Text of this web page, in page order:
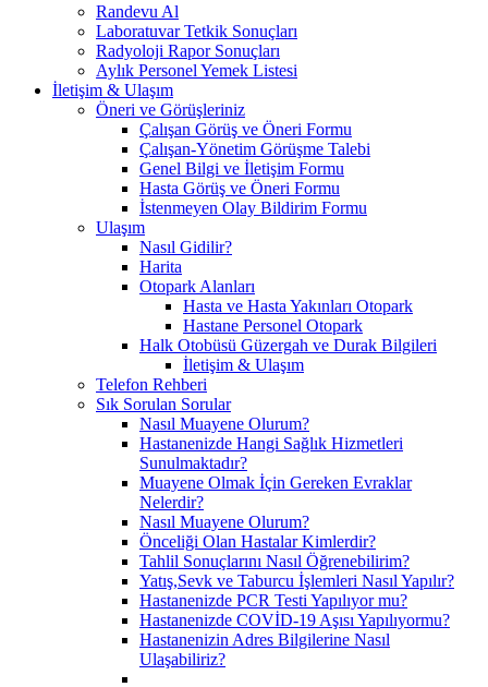
Randevu Al
Laboratuvar Tetkik Sonuçları
Radyoloji Rapor Sonuçları
Aylık Personel Yemek Listesi
İletişim & Ulaşım
Öneri ve Görüşleriniz
Çalışan Görüş ve Öneri Formu
Çalışan-Yönetim Görüşme Talebi
Genel Bilgi ve İletişim Formu
Hasta Görüş ve Öneri Formu
İstenmeyen Olay Bildirim Formu
Ulaşım
Nasıl Gidilir?
Harita
Otopark Alanları
Hasta ve Hasta Yakınları Otopark
Hastane Personel Otopark
Halk Otobüsü Güzergah ve Durak Bilgileri
İletişim & Ulaşım
Telefon Rehberi
Sık Sorulan Sorular
Nasıl Muayene Olurum?
Hastanenizde Hangi Sağlık Hizmetleri
Sunulmaktadır?
Muayene Olmak İçin Gereken Evraklar
Nelerdir?
Nasıl Muayene Olurum?
Önceliği Olan Hastalar Kimlerdir?
Tahlil Sonuçlarını Nasıl Öğrenebilirim?
Yatış,Sevk ve Taburcu İşlemleri Nasıl Yapılır?
Hastanenizde PCR Testi Yapılıyor mu?
Hastanenizde COVİD-19 Aşısı Yapılıyormu?
Hastanenizin Adres Bilgilerine Nasıl
Ulaşabiliriz?